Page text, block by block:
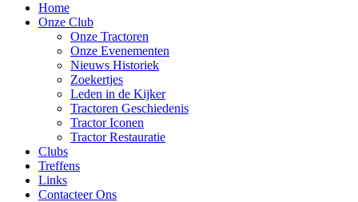
Home
Onze Club
Onze Tractoren
Onze Evenementen
Nieuws Historiek
Zoekertjes
Leden in de Kijker
Tractoren Geschiedenis
Tractor Iconen
Tractor Restauratie
Clubs
Treffens
Links
Contacteer Ons